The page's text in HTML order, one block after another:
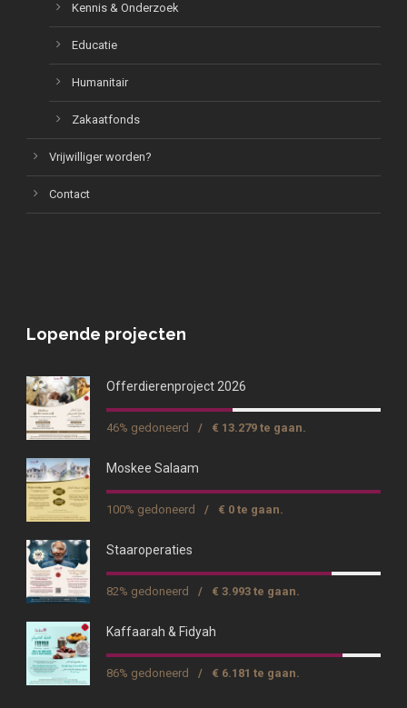
Kennis & Onderzoek
Educatie
Humanitair
Zakaatfonds
Vrijwilliger worden?
Contact
Lopende projecten
Offerdierenproject 2026
46% gedoneerd / € 13.279 te gaan.
Moskee Salaam
100% gedoneerd / € 0 te gaan.
Staaroperaties
82% gedoneerd / € 3.993 te gaan.
Kaffaarah & Fidyah
86% gedoneerd / € 6.181 te gaan.